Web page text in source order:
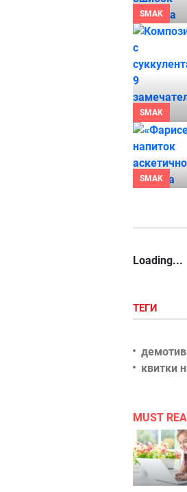
SMAK
SMAK
SMAK
Loading...
ТЕГИ
квитки
MUST